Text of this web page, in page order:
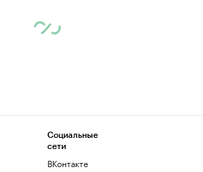
Социальные
сети
ВКонтакте